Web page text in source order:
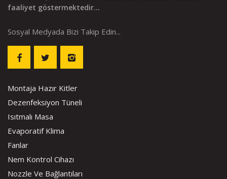
faaliyet göstermektedir...
Sosyal Medyada Bizi Takip Edin...
Montaja Hazır Kitler
Dezenfeksiyon Tüneli
Isıtmalı Masa
Evaporatif Klima
Fanlar
Nem Kontrol Cihazı
Nozzle Ve Bağlantıları